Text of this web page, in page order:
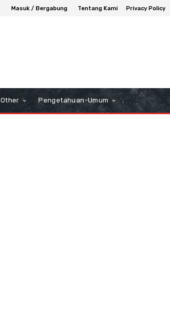
Masuk / Bergabung Tentang Kami Privacy Policy
Other Pengetahuan-Umum